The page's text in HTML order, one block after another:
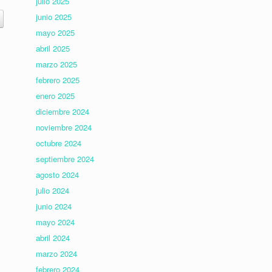
junio 2025
mayo 2025
abril 2025
marzo 2025
febrero 2025
enero 2025
diciembre 2024
noviembre 2024
octubre 2024
septiembre 2024
agosto 2024
julio 2024
junio 2024
mayo 2024
abril 2024
marzo 2024
febrero 2024